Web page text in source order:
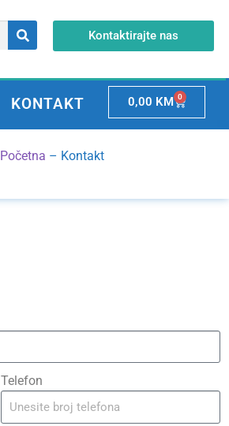
Kontaktirajte nas
KONTAKT 0,00 KM 0
Početna – Kontakt
Telefon